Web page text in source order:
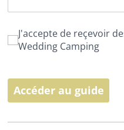
J'accepte de reçevoir
J'accepte de reçevoir
Wedding Camping
Accéder au guide